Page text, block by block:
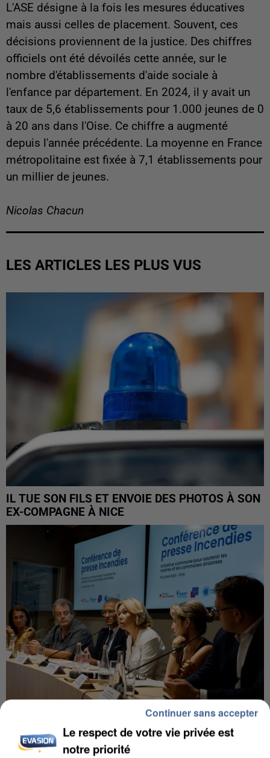
L'ASE désigne à la fois les mesures éducatives
mais aussi celles de placement. Souvent, ces
décisions proviennent de la justice. Des chiffres
officiels ont été dévoilés cette année, sur le
nombre d'établissements d'aide sociale à
l'enfance par département. En 2024, il y avait un
taux de 5,6 établissements pour 1.000 jeunes de 0
à 20 ans dans l'Oise. Ce chiffre a augmenté
depuis l'année précédente. La moyenne en France
métropolitaine est fixée à 7,1 établissements pour
un millier de jeunes.
Nicolas Chacun
LES ARTICLES LES PLUS VUS
IL TUE SON FILS ET ENVOIE DES PHOTOS À SON
EX-COMPAGNE À NICE
INCENDIES : L’ÎLE-DE-FRANCE LANCE UN ÉLAN
DE SOLIDARITÉ AVEC LES...
Le respect de votre vie privée est
notre priorité
Continuer sans accepter